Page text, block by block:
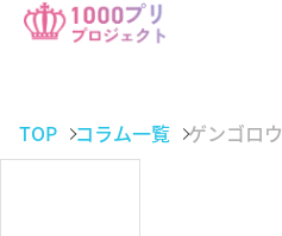
TOP コラム一覧 ゲンゴロウ